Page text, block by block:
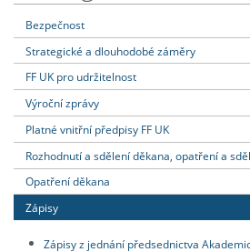
Bezpečnost
Strategické a dlouhodobé záměry
FF UK pro udržitelnost
Výroční zprávy
Platné vnitřní předpisy FF UK
Rozhodnutí a sdělení děkana, opatření a
Opatření děkana
Zápisy
Zápisy z jednání předsednictva